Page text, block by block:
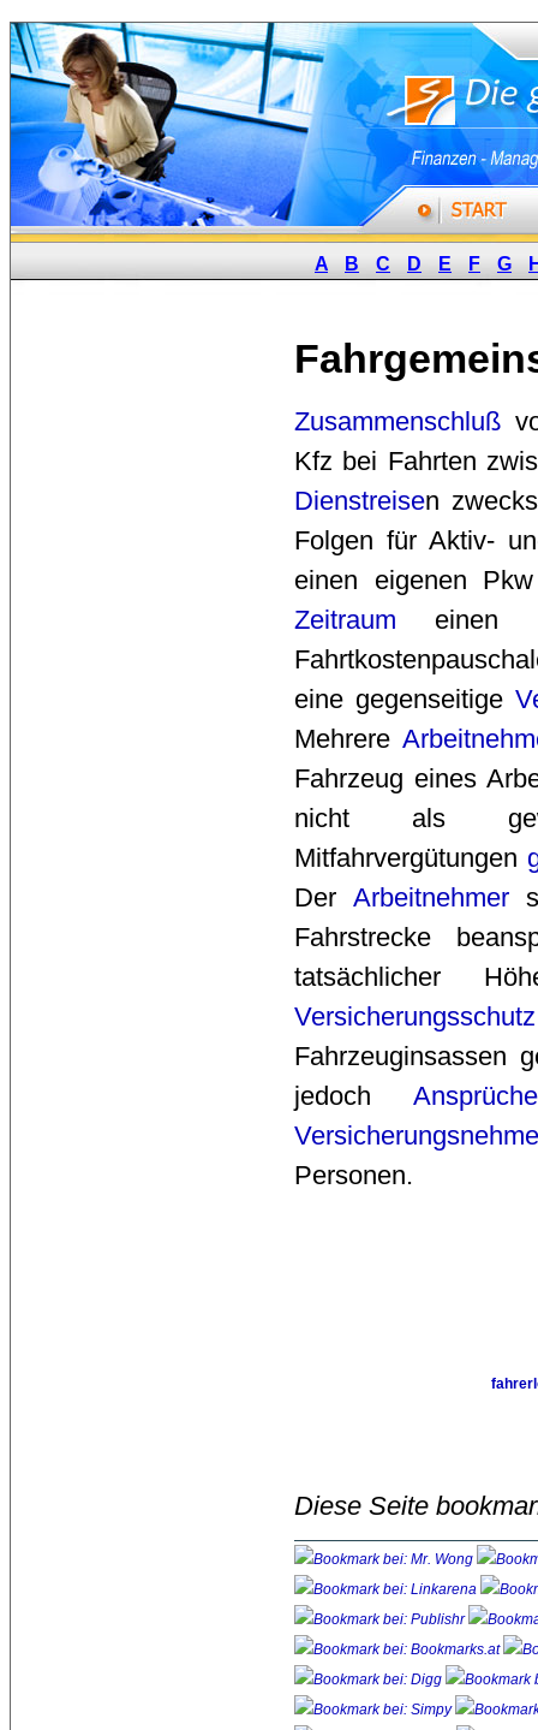
A B C D E F G
Zusammenschluß
Kfz bei Fahrten
Dienstreisen
Folgen für Aktiv-
einen eigenen
Zeitraum einen
eine gegenseitige
Mehrere
Fahrzeug eines
nicht als
Mitfahrvergütungen
Der Arbeitnehmer
Fahrstrecke
tatsächlicher
Versicherungsschutz
Fahrzeuginsassen
jedochAnsprüche
Personen.
Diese Seite